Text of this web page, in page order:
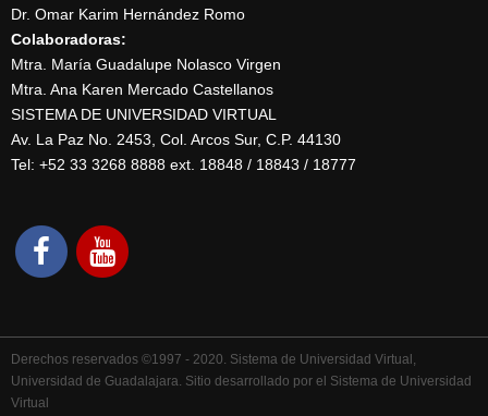
Dr. Omar Karim Hernández Romo
Colaboradoras:
Mtra. María Guadalupe Nolasco Virgen
Mtra. Ana Karen Mercado Castellanos
SISTEMA DE UNIVERSIDAD VIRTUAL
Av. La Paz No. 2453, Col. Arcos Sur, C.P. 44130
Tel: +52 33 3268 8888‏ ext. 18848 / 18843 / 18777
Derechos reservados ©1997 - 2020. Sistema de Universidad Virtual,
Universidad de Guadalajara. Sitio desarrollado por el Sistema de Universidad
Virtual